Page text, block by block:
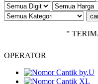
" TERIMA
OPERATOR